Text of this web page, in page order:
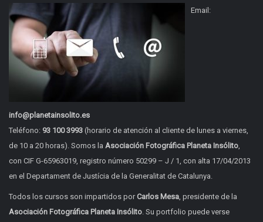
Email:
info@planetainsolito.es
Teléfono: 93 100 3993 (horario de atención al cliente de lunes a viernes,
de 10 a 20 horas). Somos la Asociación Fotográfica Planeta Insólito,
con CIF G-65963019, registro número 50299 – J / 1, con alta 17/04/2013
en el Departament de Justícia de la Generalitat de Catalunya.
Todos los cursos son impartidos porCarlos Mesa, presidente de la
Asociación Fotográfica Planeta Insólito. Su portfolio puede verse